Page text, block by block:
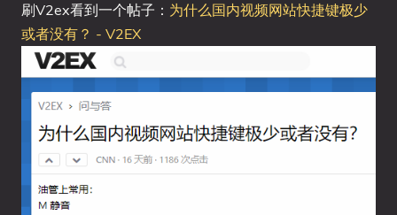
刷V2ex看到一个帖子： 为什么国内视频网站快捷键极少
或者没有？ - V2EX